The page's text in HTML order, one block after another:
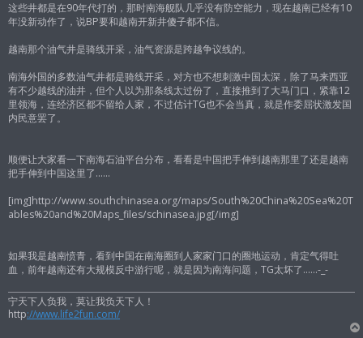
这些井都是在90年代打的，那时南海舰队几乎没有防空能力，现在越南已经有10
年没新动作了，说BP要和越南开新井傻子都不信。
越南那个油气井是骑线开采，油气资源是跨越争议线的。
南海外国的多数油气井都是骑线开采，对方也不想刺激中国太深，除了马来西亚
有不少越线的油井，但个人以为那条线太过份了，直接推到了大马门口，紧靠12
里领海，连经济区都不留给人家，不过估计TG也不会当真，就是作委屈状激发国
内民意罢了。
顺便让大家看一下南海石油平台分布，看看是中国把手伸到越南那里了还是越南
把手伸到中国这里了……
[img]http://www.southchinasea.org/maps/South%20China%20Sea%20T
ables%20and%20Maps_files/schinasea.jpg[/img]
如果我是越南愤青，看到中国在南海圈到人家家门口的圈地运动，肯定气得吐
血，前年越南还有大规模反中游行呢，就是因为南海问题，TG太坏了……-_-
宁天下人负我，莫让我负天下人！
http://www.life2fun.com/